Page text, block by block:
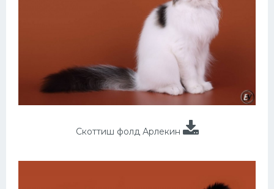
Скоттиш фолд Арлекин